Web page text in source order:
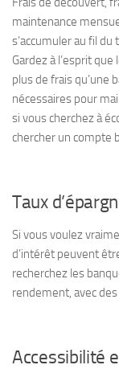
maintenance
s’accumuler au fil
Gardez à l’esprit
plus de frais qu’une
nécessaires pour
si vous cherchez à
chercher un compte
Taux
Si vous voulez
d’intérêt peuvent
recherchez les
rendement, avec
Accessibilité